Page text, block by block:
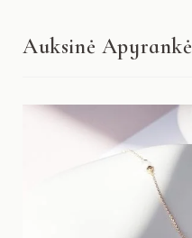
Auksinė Apyrankė